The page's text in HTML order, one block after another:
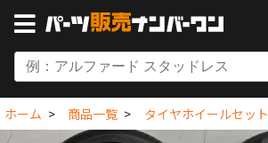
ホーム 商品一覧 タイヤホイールセット